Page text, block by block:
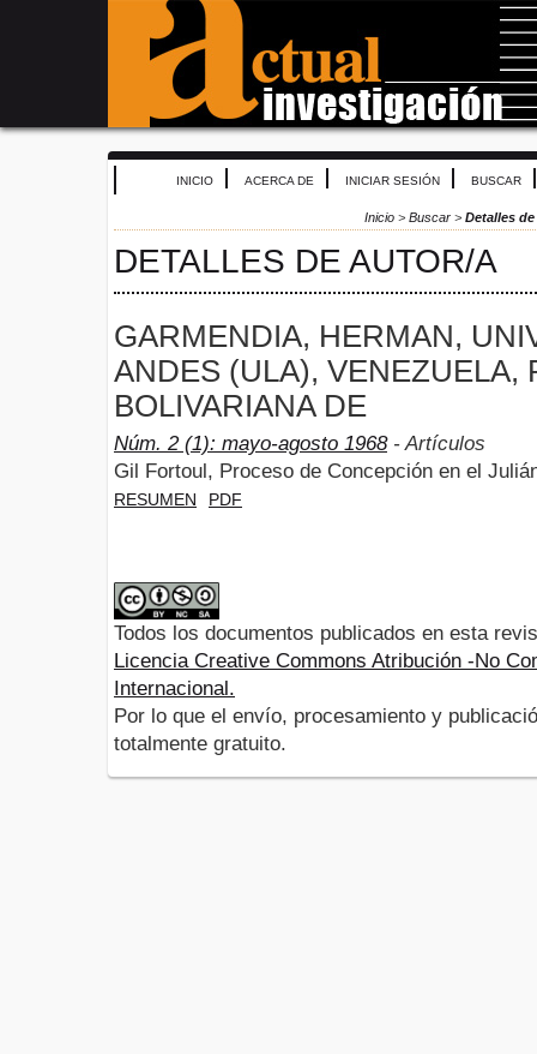
INICIO ACERCA DE INICIAR SESIÓN BUSCAR
Inicio > Buscar > Detalles
DETALLES DE AUTOR/A
GARMENDIA, HERMAN,
ANDES (ULA), VENEZUELA,
BOLIVARIANA DE
Núm. 2 (1): mayo-agosto 1968- Artículos
Gil Fortoul, Proceso de Concepción en el
RESUMEN PDF
Todos los documentos publicados en esta
Licencia Creative Commons Atribución -No
Internacional.
Por lo que el envío, procesamiento y
totalmente gratuito.